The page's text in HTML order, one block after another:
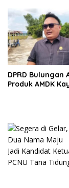
DPRD Bulungan
Produk AMDK